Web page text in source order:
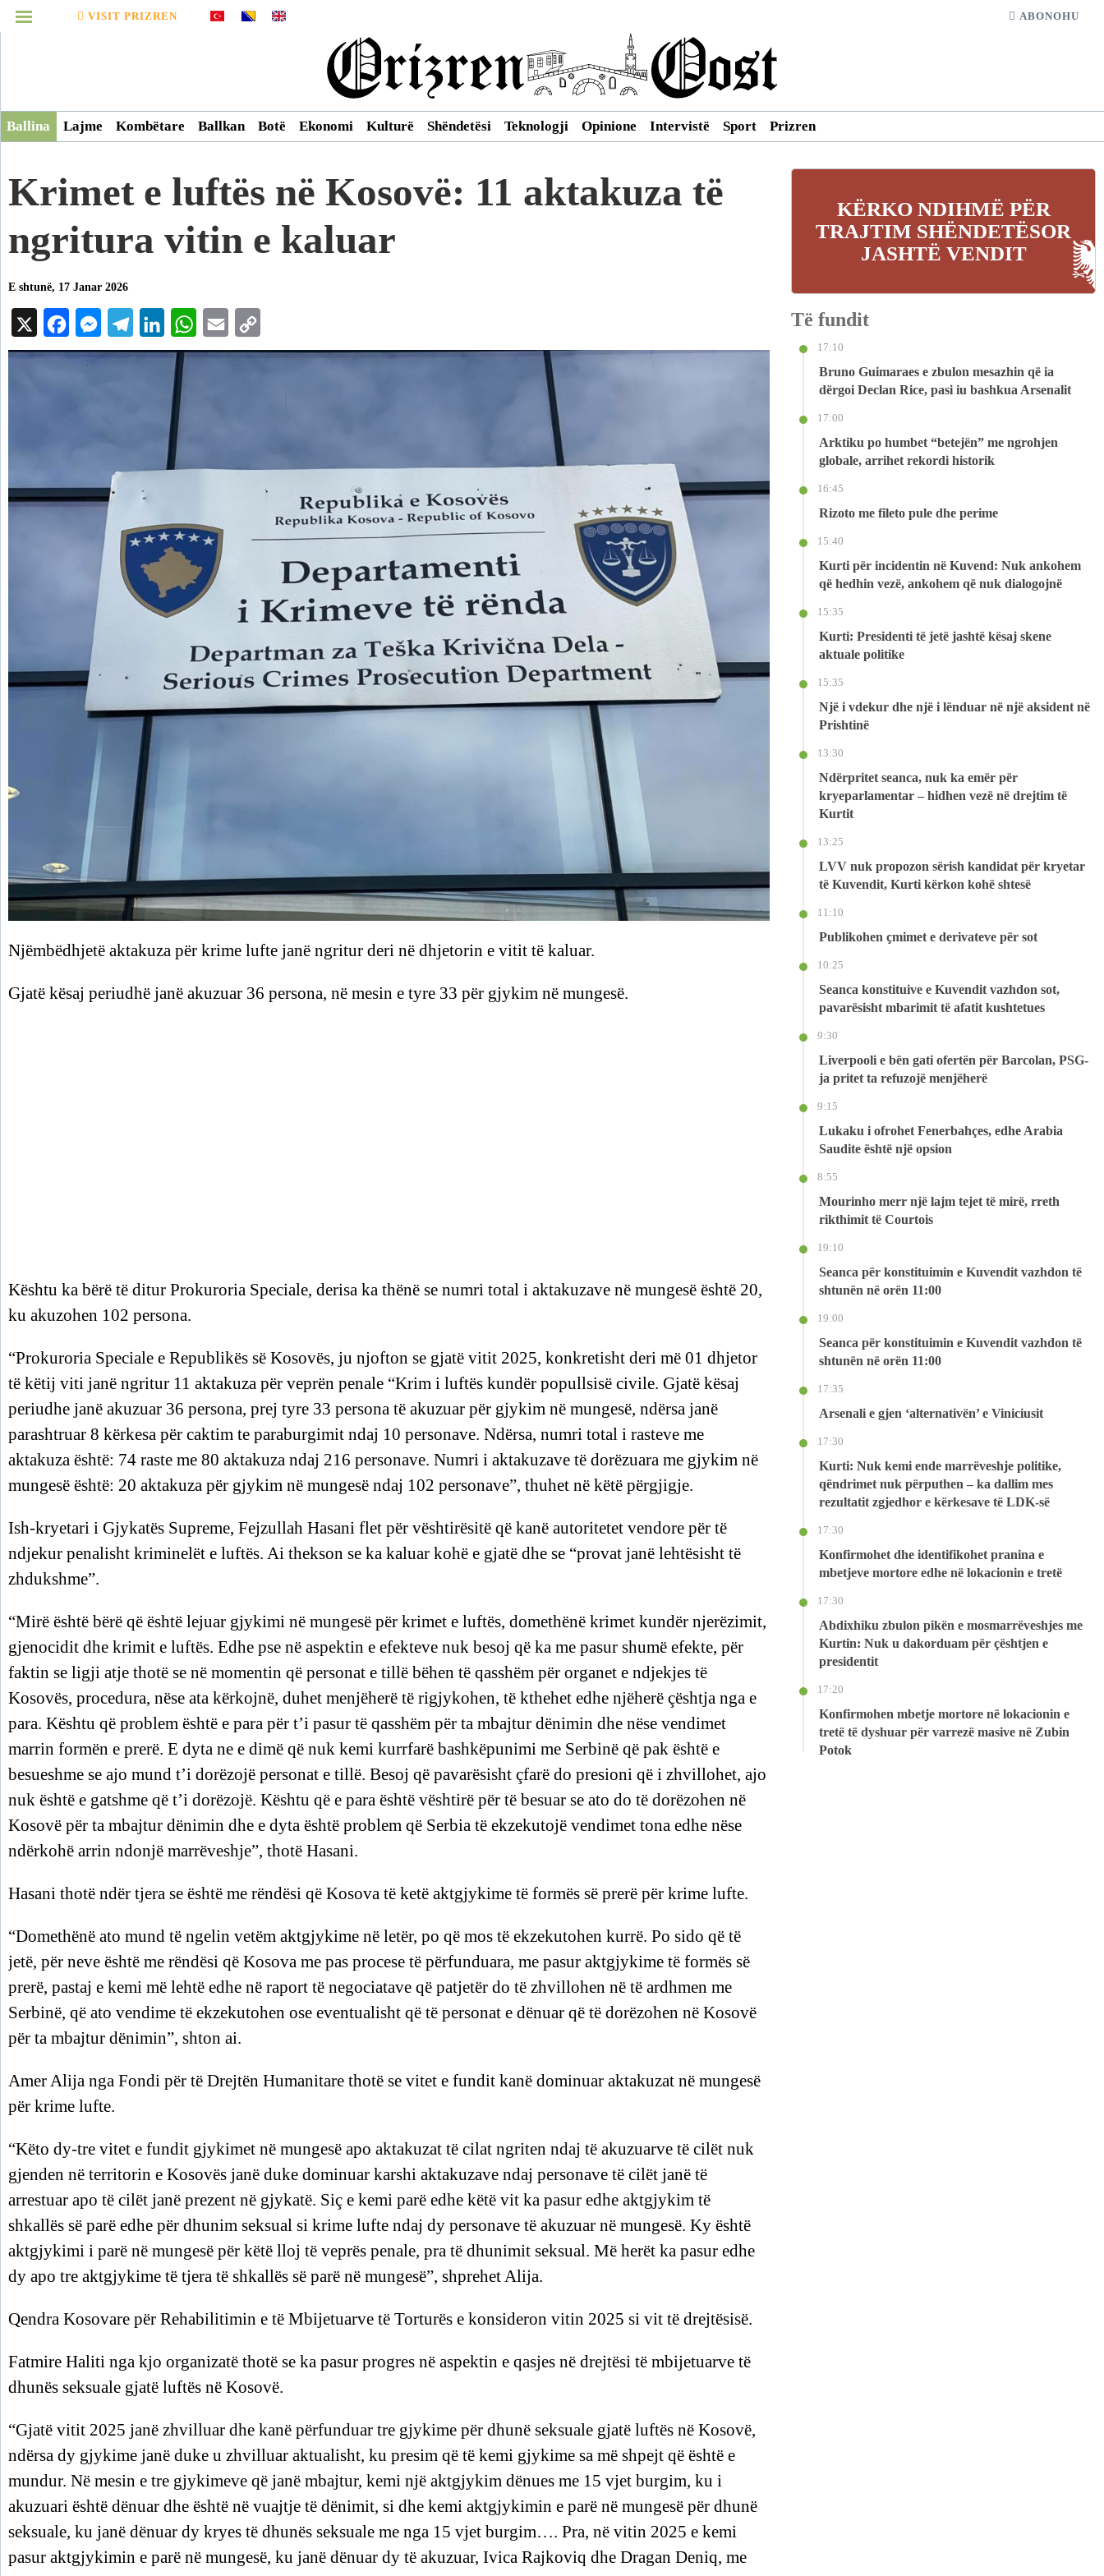
Infografikë
Video
Arkiv
VISIT PRIZREN ABONOHU
Ballina Lajme Kombëtare Ballkan Botë Ekonomi Kulturë Shëndetësi Teknologji Opinione Intervistë Sport Prizren
​Krimet e luftës në Kosovë: 11 aktakuza të
ngritura vitin e kaluar
E shtunë, 17 Janar 2026
Facebook Messenger Telegram LinkedIn
Njëmbëdhjetë aktakuza për krime lufte janë ngritur deri në dhjetorin e vitit të kaluar.
Gjatë kësaj periudhë janë akuzuar 36 persona, në mesin e tyre 33 për gjykim në mungesë.
Kështu ka bërë të ditur Prokuroria Speciale, derisa ka thënë se numri total i aktakuzave në mungesë është 20,
ku akuzohen 102 persona.
“Prokuroria Speciale e Republikës së Kosovës, ju njofton se gjatë vitit 2025, konkretisht deri më 01 dhjetor
të këtij viti janë ngritur 11 aktakuza për veprën penale “Krim i luftës kundër popullsisë civile. Gjatë kësaj
periudhe janë akuzuar 36 persona, prej tyre 33 persona të akuzuar për gjykim në mungesë, ndërsa janë
parashtruar 8 kërkesa për caktim te paraburgimit ndaj 10 personave. Ndërsa, numri total i rasteve me
aktakuza është: 74 raste me 80 aktakuza ndaj 216 personave. Numri i aktakuzave të dorëzuara me gjykim në
mungesë është: 20 aktakuza për gjykim në mungesë ndaj 102 personave”, thuhet në këtë përgjigje.
Ish-kryetari i Gjykatës Supreme, Fejzullah Hasani flet për vështirësitë që kanë autoritetet vendore për të
ndjekur penalisht kriminelët e luftës. Ai thekson se ka kaluar kohë e gjatë dhe se “provat janë lehtësisht të
zhdukshme”.
“Mirë është bërë që është lejuar gjykimi në mungesë për krimet e luftës, domethënë krimet kundër njerëzimit,
gjenocidit dhe krimit e luftës. Edhe pse në aspektin e efekteve nuk besoj që ka me pasur shumë efekte, për
faktin se ligji atje thotë se në momentin që personat e tillë bëhen të qasshëm për organet e ndjekjes të
Kosovës, procedura, nëse ata kërkojnë, duhet menjëherë të rigjykohen, të kthehet edhe njëherë çështja nga e
para. Kështu që problem është e para për t’i pasur të qasshëm për ta mbajtur dënimin dhe nëse vendimet
marrin formën e prerë. E dyta ne e dimë që nuk kemi kurrfarë bashkëpunimi me Serbinë që pak është e
besueshme se ajo mund t’i dorëzojë personat e tillë. Besoj që pavarësisht çfarë do presioni që i zhvillohet, ajo
nuk është e gatshme që t’i dorëzojë. Kështu që e para është vështirë për të besuar se ato do të dorëzohen në
Kosovë për ta mbajtur dënimin dhe e dyta është problem që Serbia të ekzekutojë vendimet tona edhe nëse
ndërkohë arrin ndonjë marrëveshje”, thotë Hasani.
Hasani thotë ndër tjera se është me rëndësi që Kosova të ketë aktgjykime të formës së prerë për krime lufte.
“Domethënë ato mund të ngelin vetëm aktgjykime në letër, po që mos të ekzekutohen kurrë. Po sido që të
jetë, për neve është me rëndësi që Kosova me pas procese të përfunduara, me pasur aktgjykime të formës së
prerë, pastaj e kemi më lehtë edhe në raport të negociatave që patjetër do të zhvillohen në të ardhmen me
Serbinë, që ato vendime të ekzekutohen ose eventualisht që të personat e dënuar që të dorëzohen në Kosovë
për ta mbajtur dënimin”, shton ai.
Amer Alija nga Fondi për të Drejtën Humanitare thotë se vitet e fundit kanë dominuar aktakuzat në mungesë
për krime lufte.
“Këto dy-tre vitet e fundit gjykimet në mungesë apo aktakuzat të cilat ngriten ndaj të akuzuarve të cilët nuk
gjenden në territorin e Kosovës janë duke dominuar karshi aktakuzave ndaj personave të cilët janë të
arrestuar apo të cilët janë prezent në gjykatë. Siç e kemi parë edhe këtë vit ka pasur edhe aktgjykim të
shkallës së parë edhe për dhunim seksual si krime lufte ndaj dy personave të akuzuar në mungesë. Ky është
aktgjykimi i parë në mungesë për këtë lloj të veprës penale, pra të dhunimit seksual. Më herët ka pasur edhe
dy apo tre aktgjykime të tjera të shkallës së parë në mungesë”, shprehet Alija.
Qendra Kosovare për Rehabilitimin e të Mbijetuarve të Torturës e konsideron vitin 2025 si vit të drejtësisë.
Fatmire Haliti nga kjo organizatë thotë se ka pasur progres në aspektin e qasjes në drejtësi të mbijetuarve të
dhunës seksuale gjatë luftës në Kosovë.
“Gjatë vitit 2025 janë zhvilluar dhe kanë përfunduar tre gjykime për dhunë seksuale gjatë luftës në Kosovë,
ndërsa dy gjykime janë duke u zhvilluar aktualisht, ku presim që të kemi gjykime sa më shpejt që është e
mundur. Në mesin e tre gjykimeve që janë mbajtur, kemi një aktgjykim dënues me 15 vjet burgim, ku i
akuzuari është dënuar dhe është në vuajtje të dënimit, si dhe kemi aktgjykimin e parë në mungesë për dhunë
seksuale, ku janë dënuar dy kryes të dhunës seksuale me nga 15 vjet burgim…. Pra, në vitin 2025 e kemi
pasur aktgjykimin e parë në mungesë, ku janë dënuar dy të akuzuar, Ivica Rajkoviq dhe Dragan Deniq, me
KËRKO NDIHMË PËR
TRAJTIM SHËNDETËSOR
JASHTË VENDIT
Të fundit
17:10
Bruno Guimaraes e zbulon mesazhin që ia
dërgoi Declan Rice, pasi iu bashkua Arsenalit
17:00
Arktiku po humbet “betejën” me ngrohjen
globale, arrihet rekordi historik
16:45
Rizoto me fileto pule dhe perime
15:40
Kurti për incidentin në Kuvend: Nuk ankohem
që hedhin vezë, ankohem që nuk dialogojnë
15:35
Kurti: Presidenti të jetë jashtë kësaj skene
aktuale politike
15:35
Një i vdekur dhe një i lënduar në një aksident në
Prishtinë
13:30
Ndërpritet seanca, nuk ka emër për
kryeparlamentar – hidhen vezë në drejtim të
Kurtit
13:25
LVV nuk propozon sërish kandidat për kryetar
të Kuvendit, Kurti kërkon kohë shtesë
11:10
Publikohen çmimet e derivateve për sot
10:25
Seanca konstituive e Kuvendit vazhdon sot,
pavarësisht mbarimit të afatit kushtetues
9:30
Liverpooli e bën gati ofertën për Barcolan, PSG-
ja pritet ta refuzojë menjëherë
9:15
Lukaku i ofrohet Fenerbahçes, edhe Arabia
Saudite është një opsion
8:55
Mourinho merr një lajm tejet të mirë, rreth
rikthimit të Courtois
19:10
Seanca për konstituimin e Kuvendit vazhdon të
shtunën në orën 11:00
19:00
Seanca për konstituimin e Kuvendit vazhdon të
shtunën në orën 11:00
17:35
Arsenali e gjen ‘alternativën’ e Viniciusit
17:30
Kurti: Nuk kemi ende marrëveshje politike,
qëndrimet nuk përputhen – ka dallim mes
rezultatit zgjedhor e kërkesave të LDK-së
17:30
Konfirmohet dhe identifikohet pranina e
mbetjeve mortore edhe në lokacionin e tretë
17:30
Abdixhiku zbulon pikën e mosmarrëveshjes me
Kurtin: Nuk u dakorduam për çështjen e
presidentit
17:20
Konfirmohen mbetje mortore në lokacionin e
tretë të dyshuar për varrezë masive në Zubin
Potok